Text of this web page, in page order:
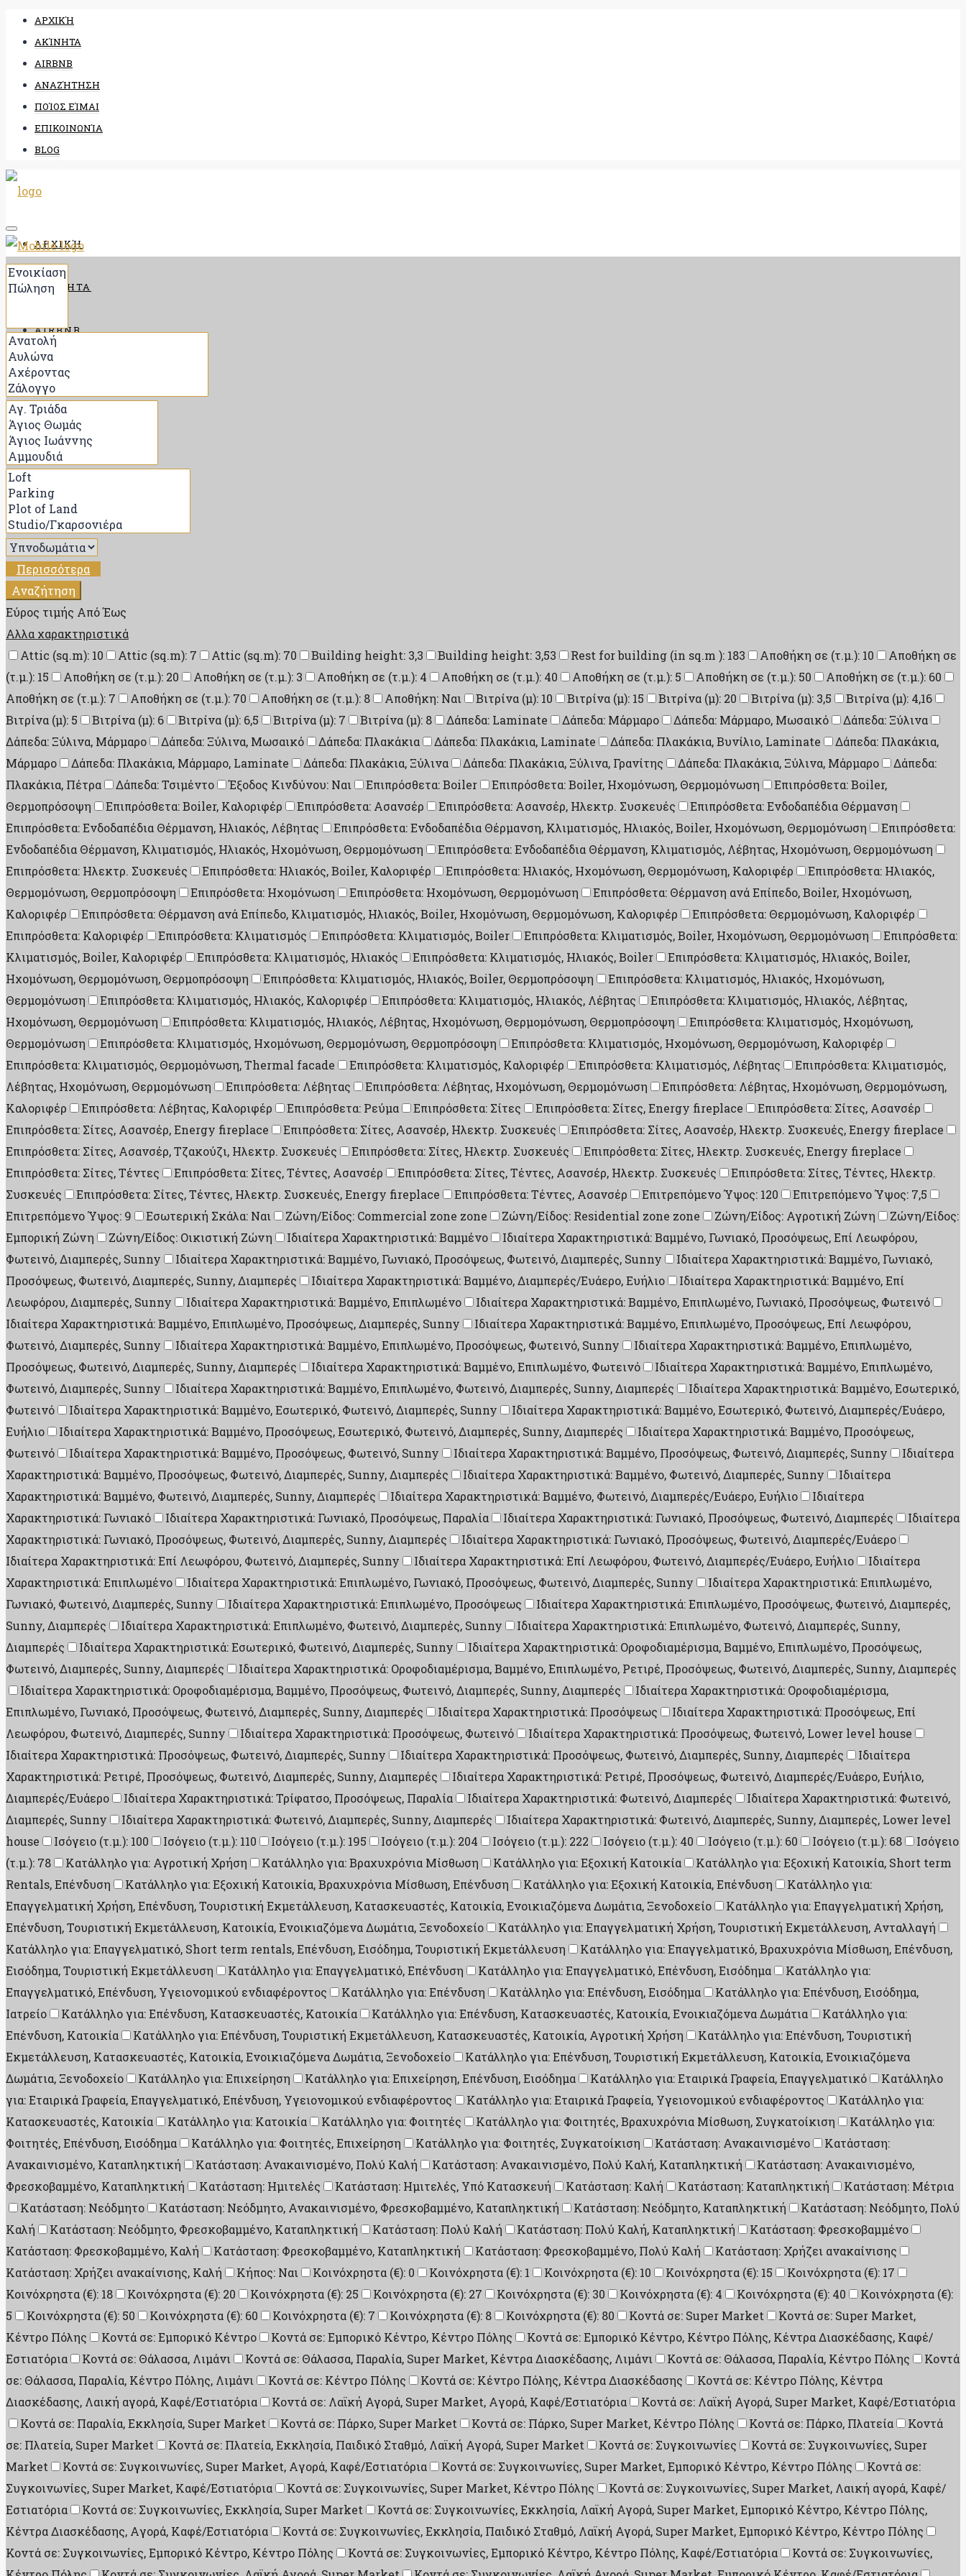
ΑΡΧΙΚΉ
ΑΚΊΝΗΤΑ
AIRBNB
ΑΝΑΖΉΤΗΣΗ
ΠΟΊΟΣ ΕΊΜΑΙ
ΕΠΙΚΟΙΝΩΝΊΑ
BLOG
ΑΡΧΙΚΉ
ΑΚΊΝΗΤΑ
AIRBNB
ΑΝΑΖΉΤΗΣΗ
ΠΟΊΟΣ ΕΊΜΑΙ
ΕΠΙΚΟΙΝΩΝΊΑ
BLOG
Περισσότερα
Αναζήτηση
Εύρος τιμής ΑπόΈως
Αλλα χαρακτηριστικά
Attic (sq.m): 10
Attic (sq.m): 7 Attic (sq.m): 70 Building height: 3,3 Building height: 3,53 Rest for building (in sq.m ): 183 Αποθήκη σε (τ.μ.): 10
Αποθήκη σε
(τ.μ.): 15
Αποθήκη σε (τ.μ.): 20 Αποθήκη σε (τ.μ.): 3 Αποθήκη σε (τ.μ.): 4 Αποθήκη σε (τ.μ.): 40 Αποθήκη σε (τ.μ.): 5 Αποθήκη σε (τ.μ.): 50
Αποθήκη σε (τ.μ.): 60
Αποθήκη σε (τ.μ.): 7
Αποθήκη σε (τ.μ.): 70 Αποθήκη σε (τ.μ.): 8 Αποθήκη: Ναι Βιτρίνα (μ): 10 Βιτρίνα (μ): 15 Βιτρίνα (μ): 20 Βιτρίνα (μ): 3,5
Βιτρίνα (μ): 4,16
Βιτρίνα (μ): 5
Βιτρίνα (μ): 6 Βιτρίνα (μ): 6,5 Βιτρίνα (μ): 7 Βιτρίνα (μ): 8 Δάπεδα: Laminate Δάπεδα: Μάρμαρο Δάπεδα: Μάρμαρο, Μωσαικό
Δάπεδα: Ξύλινα
Δάπεδα: Ξύλινα, Μάρμαρο
Δάπεδα: Ξύλινα, Μωσαικό Δάπεδα: Πλακάκια Δάπεδα: Πλακάκια, Laminate Δάπεδα: Πλακάκια, Βυνίλιο, Laminate
Δάπεδα: Πλακάκια,
Μάρμαρο
Δάπεδα: Πλακάκια, Μάρμαρο, Laminate Δάπεδα: Πλακάκια, Ξύλινα Δάπεδα: Πλακάκια, Ξύλινα, Γρανίτης Δάπεδα: Πλακάκια, Ξύλινα, Μάρμαρο
Δάπεδα:
Πλακάκια, Πέτρα
Δάπεδα: Τσιμέντο Έξοδος Κινδύνου: Ναι Επιπρόσθετα: Boiler Επιπρόσθετα: Boiler, Ηχομόνωση, Θερμομόνωση
Επιπρόσθετα: Boiler,
Θερμοπρόσοψη
Επιπρόσθετα: Boiler, Καλοριφέρ Επιπρόσθετα: Ασανσέρ Επιπρόσθετα: Ασανσέρ, Ηλεκτρ. Συσκευές
Επιπρόσθετα: Ενδοδαπέδια Θέρμανση
Επιπρόσθετα: Ενδοδαπέδια Θέρμανση, Ηλιακός, Λέβητας
Επιπρόσθετα: Ενδοδαπέδια Θέρμανση, Κλιματισμός, Ηλιακός, Boiler, Ηχομόνωση, Θερμομόνωση
Επιπρόσθετα:
Ενδοδαπέδια Θέρμανση, Κλιματισμός, Ηλιακός, Ηχομόνωση, Θερμομόνωση
Επιπρόσθετα: Ενδοδαπέδια Θέρμανση, Κλιματισμός, Λέβητας, Ηχομόνωση, Θερμομόνωση
Επιπρόσθετα: Ηλεκτρ. Συσκευές
Επιπρόσθετα: Ηλιακός, Boiler, Καλοριφέρ Επιπρόσθετα: Ηλιακός, Ηχομόνωση, Θερμομόνωση, Καλοριφέρ
Επιπρόσθετα: Ηλιακός,
Θερμομόνωση, Θερμοπρόσοψη
Επιπρόσθετα: Ηχομόνωση Επιπρόσθετα: Ηχομόνωση, Θερμομόνωση
Επιπρόσθετα: Θέρμανση ανά Επίπεδο, Boiler, Ηχομόνωση,
Καλοριφέρ
Επιπρόσθετα: Θέρμανση ανά Επίπεδο, Κλιματισμός, Ηλιακός, Boiler, Ηχομόνωση, Θερμομόνωση, Καλοριφέρ
Επιπρόσθετα: Θερμομόνωση, Καλοριφέρ
Επιπρόσθετα: Καλοριφέρ
Επιπρόσθετα: Κλιματισμός Επιπρόσθετα: Κλιματισμός, Boiler Επιπρόσθετα: Κλιματισμός, Boiler, Ηχομόνωση, Θερμομόνωση
Επιπρόσθετα:
Κλιματισμός, Boiler, Καλοριφέρ
Επιπρόσθετα: Κλιματισμός, Ηλιακός Επιπρόσθετα: Κλιματισμός, Ηλιακός, Boiler
Επιπρόσθετα: Κλιματισμός, Ηλιακός, Boiler,
Ηχομόνωση, Θερμομόνωση, Θερμοπρόσοψη
Επιπρόσθετα: Κλιματισμός, Ηλιακός, Boiler, Θερμοπρόσοψη
Επιπρόσθετα: Κλιματισμός, Ηλιακός, Ηχομόνωση,
Θερμομόνωση
Επιπρόσθετα: Κλιματισμός, Ηλιακός, Καλοριφέρ Επιπρόσθετα: Κλιματισμός, Ηλιακός, Λέβητας
Επιπρόσθετα: Κλιματισμός, Ηλιακός, Λέβητας,
Ηχομόνωση, Θερμομόνωση
Επιπρόσθετα: Κλιματισμός, Ηλιακός, Λέβητας, Ηχομόνωση, Θερμομόνωση, Θερμοπρόσοψη
Επιπρόσθετα: Κλιματισμός, Ηχομόνωση,
Θερμομόνωση
Επιπρόσθετα: Κλιματισμός, Ηχομόνωση, Θερμομόνωση, Θερμοπρόσοψη
Επιπρόσθετα: Κλιματισμός, Ηχομόνωση, Θερμομόνωση, Καλοριφέρ
Επιπρόσθετα: Κλιματισμός, Θερμομόνωση, Thermal facade
Επιπρόσθετα: Κλιματισμός, Καλοριφέρ Επιπρόσθετα: Κλιματισμός, Λέβητας
Επιπρόσθετα: Κλιματισμός,
Λέβητας, Ηχομόνωση, Θερμομόνωση
Επιπρόσθετα: Λέβητας Επιπρόσθετα: Λέβητας, Ηχομόνωση, Θερμομόνωση
Επιπρόσθετα: Λέβητας, Ηχομόνωση, Θερμομόνωση,
Καλοριφέρ
Επιπρόσθετα: Λέβητας, Καλοριφέρ Επιπρόσθετα: Ρεύμα Επιπρόσθετα: Σίτες Επιπρόσθετα: Σίτες, Energy fireplace
Επιπρόσθετα: Σίτες, Ασανσέρ
Επιπρόσθετα: Σίτες, Ασανσέρ, Energy fireplace
Επιπρόσθετα: Σίτες, Ασανσέρ, Ηλεκτρ. Συσκευές
Επιπρόσθετα: Σίτες, Ασανσέρ, Ηλεκτρ. Συσκευές, Energy fireplace
Επιπρόσθετα: Σίτες, Ασανσέρ, Τζακούζι, Ηλεκτρ. Συσκευές
Επιπρόσθετα: Σίτες, Ηλεκτρ. Συσκευές
Επιπρόσθετα: Σίτες, Ηλεκτρ. Συσκευές, Energy fireplace
Επιπρόσθετα: Σίτες, Τέντες
Επιπρόσθετα: Σίτες, Τέντες, Ασανσέρ Επιπρόσθετα: Σίτες, Τέντες, Ασανσέρ, Ηλεκτρ. Συσκευές
Επιπρόσθετα: Σίτες, Τέντες, Ηλεκτρ.
Συσκευές
Επιπρόσθετα: Σίτες, Τέντες, Ηλεκτρ. Συσκευές, Energy fireplace Επιπρόσθετα: Τέντες, Ασανσέρ Επιτρεπόμενο Ύψος: 120
Επιτρεπόμενο Ύψος: 7,5
Επιτρεπόμενο Ύψος: 9
Εσωτερική Σκάλα: Ναι Ζώνη/Είδος: Commercial zone zone Ζώνη/Είδος: Residential zone zone Ζώνη/Είδος: Αγροτική Ζώνη
Ζώνη/Είδος:
Εμπορική Ζώνη
Ζώνη/Είδος: Οικιστική Ζώνη Ιδιαίτερα Χαρακτηριστικά: Βαμμένο
Ιδιαίτερα Χαρακτηριστικά: Βαμμένο, Γωνιακό, Προσόψεως, Επί Λεωφόρου,
Φωτεινό, Διαμπερές, Sunny
Ιδιαίτερα Χαρακτηριστικά: Βαμμένο, Γωνιακό, Προσόψεως, Φωτεινό, Διαμπερές, Sunny
Ιδιαίτερα Χαρακτηριστικά: Βαμμένο, Γωνιακό,
Προσόψεως, Φωτεινό, Διαμπερές, Sunny, Διαμπερές
Ιδιαίτερα Χαρακτηριστικά: Βαμμένο, Διαμπερές/Ευάερο, Ευήλιο
Ιδιαίτερα Χαρακτηριστικά: Βαμμένο, Επί
Λεωφόρου, Διαμπερές, Sunny
Ιδιαίτερα Χαρακτηριστικά: Βαμμένο, Επιπλωμένο
Ιδιαίτερα Χαρακτηριστικά: Βαμμένο, Επιπλωμένο, Γωνιακό, Προσόψεως, Φωτεινό
Ιδιαίτερα Χαρακτηριστικά: Βαμμένο, Επιπλωμένο, Προσόψεως, Διαμπερές, Sunny
Ιδιαίτερα Χαρακτηριστικά: Βαμμένο, Επιπλωμένο, Προσόψεως, Επί Λεωφόρου,
Φωτεινό, Διαμπερές, Sunny
Ιδιαίτερα Χαρακτηριστικά: Βαμμένο, Επιπλωμένο, Προσόψεως, Φωτεινό, Sunny
Ιδιαίτερα Χαρακτηριστικά: Βαμμένο, Επιπλωμένο,
Προσόψεως, Φωτεινό, Διαμπερές, Sunny, Διαμπερές
Ιδιαίτερα Χαρακτηριστικά: Βαμμένο, Επιπλωμένο, Φωτεινό
Ιδιαίτερα Χαρακτηριστικά: Βαμμένο, Επιπλωμένο,
Φωτεινό, Διαμπερές, Sunny
Ιδιαίτερα Χαρακτηριστικά: Βαμμένο, Επιπλωμένο, Φωτεινό, Διαμπερές, Sunny, Διαμπερές
Ιδιαίτερα Χαρακτηριστικά: Βαμμένο, Εσωτερικό,
Φωτεινό
Ιδιαίτερα Χαρακτηριστικά: Βαμμένο, Εσωτερικό, Φωτεινό, Διαμπερές, Sunny
Ιδιαίτερα Χαρακτηριστικά: Βαμμένο, Εσωτερικό, Φωτεινό, Διαμπερές/Ευάερο,
Ευήλιο
Ιδιαίτερα Χαρακτηριστικά: Βαμμένο, Προσόψεως, Εσωτερικό, Φωτεινό, Διαμπερές, Sunny, Διαμπερές
Ιδιαίτερα Χαρακτηριστικά: Βαμμένο, Προσόψεως,
Φωτεινό
Ιδιαίτερα Χαρακτηριστικά: Βαμμένο, Προσόψεως, Φωτεινό, Sunny Ιδιαίτερα Χαρακτηριστικά: Βαμμένο, Προσόψεως, Φωτεινό, Διαμπερές, Sunny
Ιδιαίτερα
Χαρακτηριστικά: Βαμμένο, Προσόψεως, Φωτεινό, Διαμπερές, Sunny, Διαμπερές
Ιδιαίτερα Χαρακτηριστικά: Βαμμένο, Φωτεινό, Διαμπερές, Sunny
Ιδιαίτερα
Χαρακτηριστικά: Βαμμένο, Φωτεινό, Διαμπερές, Sunny, Διαμπερές
Ιδιαίτερα Χαρακτηριστικά: Βαμμένο, Φωτεινό, Διαμπερές/Ευάερο, Ευήλιο
Ιδιαίτερα
Χαρακτηριστικά: Γωνιακό
Ιδιαίτερα Χαρακτηριστικά: Γωνιακό, Προσόψεως, Παραλία Ιδιαίτερα Χαρακτηριστικά: Γωνιακό, Προσόψεως, Φωτεινό, Διαμπερές
Ιδιαίτερα
Χαρακτηριστικά: Γωνιακό, Προσόψεως, Φωτεινό, Διαμπερές, Sunny, Διαμπερές
Ιδιαίτερα Χαρακτηριστικά: Γωνιακό, Προσόψεως, Φωτεινό, Διαμπερές/Ευάερο
Ιδιαίτερα Χαρακτηριστικά: Επί Λεωφόρου, Φωτεινό, Διαμπερές, Sunny
Ιδιαίτερα Χαρακτηριστικά: Επί Λεωφόρου, Φωτεινό, Διαμπερές/Ευάερο, Ευήλιο
Ιδιαίτερα
Χαρακτηριστικά: Επιπλωμένο
Ιδιαίτερα Χαρακτηριστικά: Επιπλωμένο, Γωνιακό, Προσόψεως, Φωτεινό, Διαμπερές, Sunny
Ιδιαίτερα Χαρακτηριστικά: Επιπλωμένο,
Γωνιακό, Φωτεινό, Διαμπερές, Sunny
Ιδιαίτερα Χαρακτηριστικά: Επιπλωμένο, Προσόψεως
Ιδιαίτερα Χαρακτηριστικά: Επιπλωμένο, Προσόψεως, Φωτεινό, Διαμπερές,
Sunny, Διαμπερές
Ιδιαίτερα Χαρακτηριστικά: Επιπλωμένο, Φωτεινό, Διαμπερές, Sunny
Ιδιαίτερα Χαρακτηριστικά: Επιπλωμένο, Φωτεινό, Διαμπερές, Sunny,
Διαμπερές
Ιδιαίτερα Χαρακτηριστικά: Εσωτερικό, Φωτεινό, Διαμπερές, Sunny
Ιδιαίτερα Χαρακτηριστικά: Οροφοδιαμέρισμα, Βαμμένο, Επιπλωμένο, Προσόψεως,
Φωτεινό, Διαμπερές, Sunny, Διαμπερές
Ιδιαίτερα Χαρακτηριστικά: Οροφοδιαμέρισμα, Βαμμένο, Επιπλωμένο, Ρετιρέ, Προσόψεως, Φωτεινό, Διαμπερές, Sunny, Διαμπερές
Ιδιαίτερα Χαρακτηριστικά: Οροφοδιαμέρισμα, Βαμμένο, Προσόψεως, Φωτεινό, Διαμπερές, Sunny, Διαμπερές
Ιδιαίτερα Χαρακτηριστικά: Οροφοδιαμέρισμα,
Επιπλωμένο, Γωνιακό, Προσόψεως, Φωτεινό, Διαμπερές, Sunny, Διαμπερές
Ιδιαίτερα Χαρακτηριστικά: Προσόψεως
Ιδιαίτερα Χαρακτηριστικά: Προσόψεως, Επί
Λεωφόρου, Φωτεινό, Διαμπερές, Sunny
Ιδιαίτερα Χαρακτηριστικά: Προσόψεως, Φωτεινό
Ιδιαίτερα Χαρακτηριστικά: Προσόψεως, Φωτεινό, Lower level house
Ιδιαίτερα Χαρακτηριστικά: Προσόψεως, Φωτεινό, Διαμπερές, Sunny
Ιδιαίτερα Χαρακτηριστικά: Προσόψεως, Φωτεινό, Διαμπερές, Sunny, Διαμπερές
Ιδιαίτερα
Χαρακτηριστικά: Ρετιρέ, Προσόψεως, Φωτεινό, Διαμπερές, Sunny, Διαμπερές
Ιδιαίτερα Χαρακτηριστικά: Ρετιρέ, Προσόψεως, Φωτεινό, Διαμπερές/Ευάερο, Ευήλιο,
Διαμπερές/Ευάερο
Ιδιαίτερα Χαρακτηριστικά: Τρίφατσο, Προσόψεως, Παραλία Ιδιαίτερα Χαρακτηριστικά: Φωτεινό, Διαμπερές
Ιδιαίτερα Χαρακτηριστικά: Φωτεινό,
Διαμπερές, Sunny
Ιδιαίτερα Χαρακτηριστικά: Φωτεινό, Διαμπερές, Sunny, Διαμπερές
Ιδιαίτερα Χαρακτηριστικά: Φωτεινό, Διαμπερές, Sunny, Διαμπερές, Lower level
house
Ισόγειο (τ.μ.): 100 Ισόγειο (τ.μ.): 110 Ισόγειο (τ.μ.): 195 Ισόγειο (τ.μ.): 204 Ισόγειο (τ.μ.): 222 Ισόγειο (τ.μ.): 40 Ισόγειο (τ.μ.): 60 Ισόγειο (τ.μ.): 68
Ισόγειο
(τ.μ.): 78
Κατάλληλο για: Αγροτική Χρήση Κατάλληλο για: Βραχυχρόνια Μίσθωση Κατάλληλο για: Εξοχική Κατοικία
Κατάλληλο για: Εξοχική Κατοικία, Short term
Rentals, Επένδυση
Κατάλληλο για: Εξοχική Κατοικία, Βραχυχρόνια Μίσθωση, Επένδυση Κατάλληλο για: Εξοχική Κατοικία, Επένδυση
Κατάλληλο για:
Επαγγελματική Χρήση, Επένδυση, Τουριστική Εκμετάλλευση, Κατασκευαστές, Κατοικία, Ενοικιαζόμενα Δωμάτια, Ξενοδοχείο
Κατάλληλο για: Επαγγελματική Χρήση,
Επένδυση, Τουριστική Εκμετάλλευση, Κατοικία, Ενοικιαζόμενα Δωμάτια, Ξενοδοχείο
Κατάλληλο για: Επαγγελματική Χρήση, Τουριστική Εκμετάλλευση, Ανταλλαγή
Κατάλληλο για: Επαγγελματικό, Short term rentals, Επένδυση, Εισόδημα, Τουριστική Εκμετάλλευση
Κατάλληλο για: Επαγγελματικό, Βραχυχρόνια Μίσθωση, Επένδυση,
Εισόδημα, Τουριστική Εκμετάλλευση
Κατάλληλο για: Επαγγελματικό, Επένδυση Κατάλληλο για: Επαγγελματικό, Επένδυση, Εισόδημα
Κατάλληλο για:
Επαγγελματικό, Επένδυση, Υγειονομικού ενδιαφέροντος
Κατάλληλο για: Επένδυση Κατάλληλο για: Επένδυση, Εισόδημα
Κατάλληλο για: Επένδυση, Εισόδημα,
Ιατρείο
Κατάλληλο για: Επένδυση, Κατασκευαστές, Κατοικία Κατάλληλο για: Επένδυση, Κατασκευαστές, Κατοικία, Ενοικιαζόμενα Δωμάτια
Κατάλληλο για:
Επένδυση, Κατοικία
Κατάλληλο για: Επένδυση, Τουριστική Εκμετάλλευση, Κατασκευαστές, Κατοικία, Αγροτική Χρήση
Κατάλληλο για: Επένδυση, Τουριστική
Εκμετάλλευση, Κατασκευαστές, Κατοικία, Ενοικιαζόμενα Δωμάτια, Ξενοδοχείο
Κατάλληλο για: Επένδυση, Τουριστική Εκμετάλλευση, Κατοικία, Ενοικιαζόμενα
Δωμάτια, Ξενοδοχείο
Κατάλληλο για: Επιχείρηση Κατάλληλο για: Επιχείρηση, Επένδυση, Εισόδημα Κατάλληλο για: Εταιρικά Γραφεία, Επαγγελματικό
Κατάλληλο
για: Εταιρικά Γραφεία, Επαγγελματικό, Επένδυση, Υγειονομικού ενδιαφέροντος
Κατάλληλο για: Εταιρικά Γραφεία, Υγειονομικού ενδιαφέροντος
Κατάλληλο για:
Κατασκευαστές, Κατοικία
Κατάλληλο για: Κατοικία Κατάλληλο για: Φοιτητές Κατάλληλο για: Φοιτητές, Βραχυχρόνια Μίσθωση, Συγκατοίκιση
Κατάλληλο για:
Φοιτητές, Επένδυση, Εισόδημα
Κατάλληλο για: Φοιτητές, Επιχείρηση Κατάλληλο για: Φοιτητές, Συγκατοίκιση Κατάσταση: Ανακαινισμένο
Κατάσταση:
Ανακαινισμένο, Καταπληκτική
Κατάσταση: Ανακαινισμένο, Πολύ Καλή Κατάσταση: Ανακαινισμένο, Πολύ Καλή, Καταπληκτική
Κατάσταση: Ανακαινισμένο,
Φρεσκοβαμμένο, Καταπληκτική
Κατάσταση: Ημιτελές Κατάσταση: Ημιτελές, Υπό Κατασκευή Κατάσταση: Καλή Κατάσταση: Καταπληκτική
Κατάσταση: Μέτρια
Κατάσταση: Νεόδμητο
Κατάσταση: Νεόδμητο, Ανακαινισμένο, Φρεσκοβαμμένο, Καταπληκτική Κατάσταση: Νεόδμητο, Καταπληκτική
Κατάσταση: Νεόδμητο, Πολύ
Καλή
Κατάσταση: Νεόδμητο, Φρεσκοβαμμένο, Καταπληκτική Κατάσταση: Πολύ Καλή Κατάσταση: Πολύ Καλή, Καταπληκτική
Κατάσταση: Φρεσκοβαμμένο
Κατάσταση: Φρεσκοβαμμένο, Καλή
Κατάσταση: Φρεσκοβαμμένο, Καταπληκτική Κατάσταση: Φρεσκοβαμμένο, Πολύ Καλή
Κατάσταση: Χρήζει ανακαίνισης
Κατάσταση: Χρήζει ανακαίνισης, Καλή
Κήπος: Ναι Κοινόχρηστα (€): 0 Κοινόχρηστα (€): 1 Κοινόχρηστα (€): 10 Κοινόχρηστα (€): 15
Κοινόχρηστα (€): 17
Κοινόχρηστα (€): 18
Κοινόχρηστα (€): 20 Κοινόχρηστα (€): 25 Κοινόχρηστα (€): 27 Κοινόχρηστα (€): 30 Κοινόχρηστα (€): 4 Κοινόχρηστα (€): 40
Κοινόχρηστα (€):
5
Κοινόχρηστα (€): 50 Κοινόχρηστα (€): 60 Κοινόχρηστα (€): 7 Κοινόχρηστα (€): 8 Κοινόχρηστα (€): 80 Κοντά σε: Super Market
Κοντά σε: Super Market,
Κέντρο Πόλης
Κοντά σε: Εμπορικό Κέντρο Κοντά σε: Εμπορικό Κέντρο, Κέντρο Πόλης
Κοντά σε: Εμπορικό Κέντρο, Κέντρο Πόλης, Κέντρα Διασκέδασης, Καφέ/
Εστιατόρια
Κοντά σε: Θάλασσα, Λιμάνι Κοντά σε: Θάλασσα, Παραλία, Super Market, Κέντρα Διασκέδασης, Λιμάνι Κοντά σε: Θάλασσα, Παραλία, Κέντρο Πόλης
Κοντά
σε: Θάλασσα, Παραλία, Κέντρο Πόλης, Λιμάνι
Κοντά σε: Κέντρο Πόλης Κοντά σε: Κέντρο Πόλης, Κέντρα Διασκέδασης
Κοντά σε: Κέντρο Πόλης, Κέντρα
Διασκέδασης, Λαική αγορά, Καφέ/Εστιατόρια
Κοντά σε: Λαϊκή Αγορά, Super Market, Aγορά, Καφέ/Εστιατόρια
Κοντά σε: Λαϊκή Αγορά, Super Market, Καφέ/Εστιατόρια
Κοντά σε: Παραλία, Εκκλησία, Super Market
Κοντά σε: Πάρκο, Super Market Κοντά σε: Πάρκο, Super Market, Κέντρο Πόλης Κοντά σε: Πάρκο, Πλατεία
Κοντά
σε: Πλατεία, Super Market
Κοντά σε: Πλατεία, Εκκλησία, Παιδικό Σταθμό, Λαϊκή Αγορά, Super Market Κοντά σε: Συγκοινωνίες
Κοντά σε: Συγκοινωνίες, Super
Market
Κοντά σε: Συγκοινωνίες, Super Market, Aγορά, Καφέ/Εστιατόρια Κοντά σε: Συγκοινωνίες, Super Market, Εμπορικό Κέντρο, Κέντρο Πόλης
Κοντά σε:
Συγκοινωνίες, Super Market, Καφέ/Εστιατόρια
Κοντά σε: Συγκοινωνίες, Super Market, Κέντρο Πόλης
Κοντά σε: Συγκοινωνίες, Super Market, Λαική αγορά, Καφέ/
Εστιατόρια
Κοντά σε: Συγκοινωνίες, Εκκλησία, Super Market
Κοντά σε: Συγκοινωνίες, Εκκλησία, Λαϊκή Αγορά, Super Market, Εμπορικό Κέντρο, Κέντρο Πόλης,
Κέντρα Διασκέδασης, Aγορά, Καφέ/Εστιατόρια
Κοντά σε: Συγκοινωνίες, Εκκλησία, Παιδικό Σταθμό, Λαϊκή Αγορά, Super Market, Εμπορικό Κέντρο, Κέντρο Πόλης
Κοντά σε: Συγκοινωνίες, Εμπορικό Κέντρο, Κέντρο Πόλης
Κοντά σε: Συγκοινωνίες, Εμπορικό Κέντρο, Κέντρο Πόλης, Καφέ/Εστιατόρια
Κοντά σε: Συγκοινωνίες,